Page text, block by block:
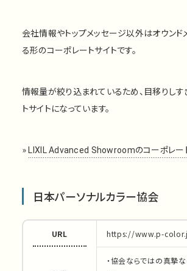
会社情報やトップメッセージ以外はオウンド
る形のコーポレートサイトです。
情報量が絞り込まれているため、目移りし
トサイトになっています。
»LIXIL Advanced Showroomのコーポレー
日本パーソナルカラー協会
URL https://www.p-
・協会ならではの真摯